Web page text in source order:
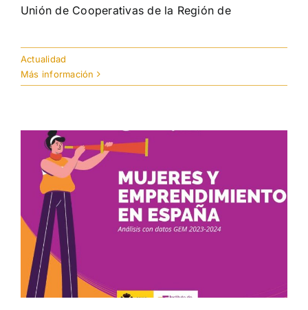
Unión de Cooperativas de la Región de
Actualidad
Más información